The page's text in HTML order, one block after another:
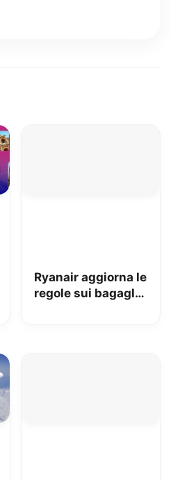
Ryanair aggiorna le
regole sui bagagli